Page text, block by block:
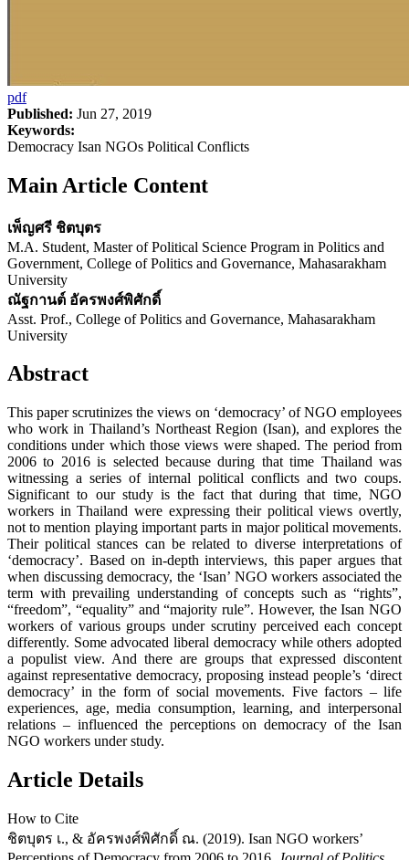
pdf
Published: Jun 27, 2019
Keywords:
Democracy Isan NGOs Political Conflicts
Main Article Content
เพ็ญศรี ชิตบุตร
M.A. Student, Master of Political Science Program in Politics and
Government, College of Politics and Governance, Mahasarakham
University
ณัฐกานต์ อัครพงศ์พิศักดิ์
Asst. Prof., College of Politics and Governance, Mahasarakham
University
Abstract
This paper scrutinizes the views on ‘democracy’ of NGO employees
who work in Thailand’s Northeast Region (Isan), and explores the
conditions under which those views were shaped. The period from
2006 to 2016 is selected because during that time Thailand was
witnessing a series of internal political conflicts and two coups.
Significant to our study is the fact that during that time, NGO
workers in Thailand were expressing their political views overtly,
not to mention playing important parts in major political movements.
Their political stances can be related to diverse interpretations of
‘democracy’. Based on in-depth interviews, this paper argues that
when discussing democracy, the ‘Isan’ NGO workers associated the
term with prevailing understanding of concepts such as “rights”,
“freedom”, “equality” and “majority rule”. However, the Isan NGO
workers of various groups under scrutiny perceived each concept
differently. Some advocated liberal democracy while others adopted
a populist view. And there are groups that expressed discontent
against representative democracy, proposing instead people’s ‘direct
democracy’ in the form of social movements. Five factors – life
experiences, age, media consumption, learning, and interpersonal
relations – influenced the perceptions on democracy of the Isan
NGO workers under study.
Article Details
How to Cite
ชิตบุตร เ., & อัครพงศ์พิศักดิ์ ณ. (2019). Isan NGO workers’